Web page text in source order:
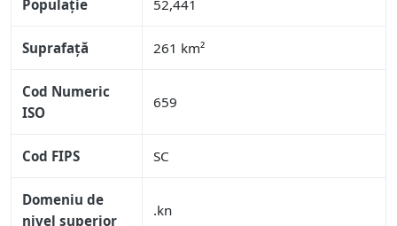
Populație 52,441
Suprafață 261 km²
Cod Numeric
ISO
659
Cod FIPS SC
Domeniu de
nivel superior
.kn